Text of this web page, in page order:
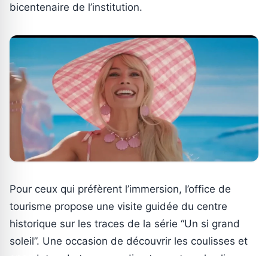
bicentenaire de l’institution.
Pour ceux qui préfèrent l’immersion, l’office de
tourisme propose une visite guidée du centre
historique sur les traces de la série “Un si grand
soleil”. Une occasion de découvrir les coulisses et